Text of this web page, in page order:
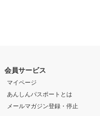
会員サービス
マイページ
あんしんパスポートとは
メールマガジン登録・停止